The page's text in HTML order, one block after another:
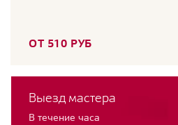
ОТ 510 РУБ
Выезд мастера
В течение часа